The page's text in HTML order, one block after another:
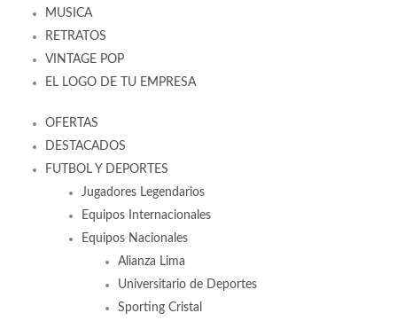
MUSICA
RETRATOS
VINTAGE POP
EL LOGO DE TU EMPRESA
OFERTAS
DESTACADOS
FUTBOL Y DEPORTES
Jugadores Legendarios
Equipos Internacionales
Equipos Nacionales
Alianza Lima
Universitario de Deportes
Sporting Cristal